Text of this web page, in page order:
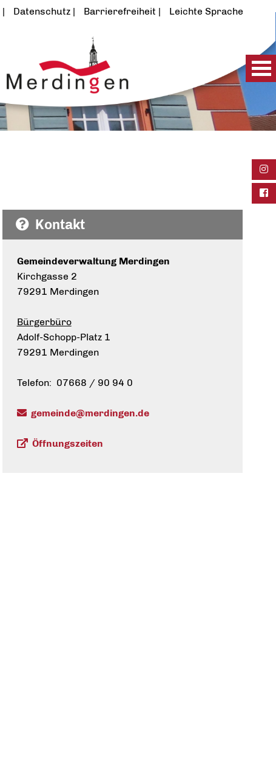
Datenschutz Barrierefreiheit Leichte Sprache
Kontakt
Gemeindeverwaltung Merdingen
Kirchgasse 2
79291 Merdingen
Bürgerbüro
Adolf-Schopp-Platz 1
79291 Merdingen
Telefon: 07668 / 90 94 0
gemeinde@merdingen.de
Öffnungszeiten